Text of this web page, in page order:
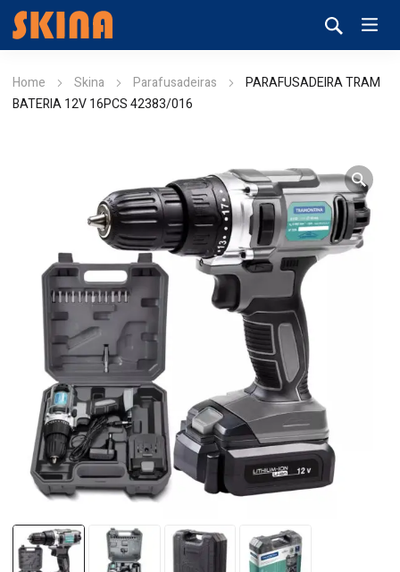
Home Skina Parafusadeiras
PARAFUSADEIRA TRAM
BATERIA 12V 16PCS 42383/016